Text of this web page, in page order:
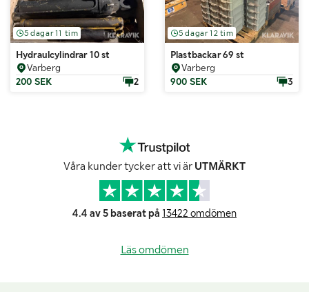
5 dagar 11 tim
Hydraulcylindrar 10 st
Varberg
200 SEK
2
5 dagar 12 tim
Plastbackar 69 st
Varberg
900 SEK
3
Våra kunder tycker att vi är UTMÄRKT
4.4 av 5 baserat på 13422 omdömen
Läs omdömen